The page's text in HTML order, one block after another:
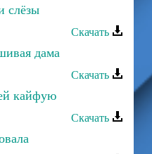
слёзы
Скачать
дама
Скачать
кайфую
Скачать